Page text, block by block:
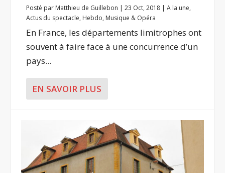
Posté par Matthieu de Guillebon |23 Oct, 2018 |A la une,
Actus du spectacle, Hebdo, Musique & Opéra
En France, les départements limitrophes ont
souvent à faire face à une concurrence d’un
pays...
EN SAVOIR PLUS